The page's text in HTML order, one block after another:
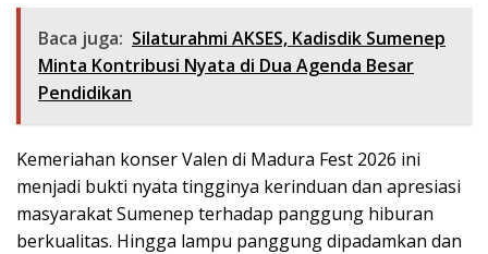
Baca juga: Silaturahmi AKSES, Kadisdik Sumenep
Minta Kontribusi Nyata di Dua Agenda Besar
Pendidikan
Kemeriahan konser Valen di Madura Fest 2026 ini
menjadi bukti nyata tingginya kerinduan dan apresiasi
masyarakat Sumenep terhadap panggung hiburan
berkualitas. Hingga lampu panggung dipadamkan dan